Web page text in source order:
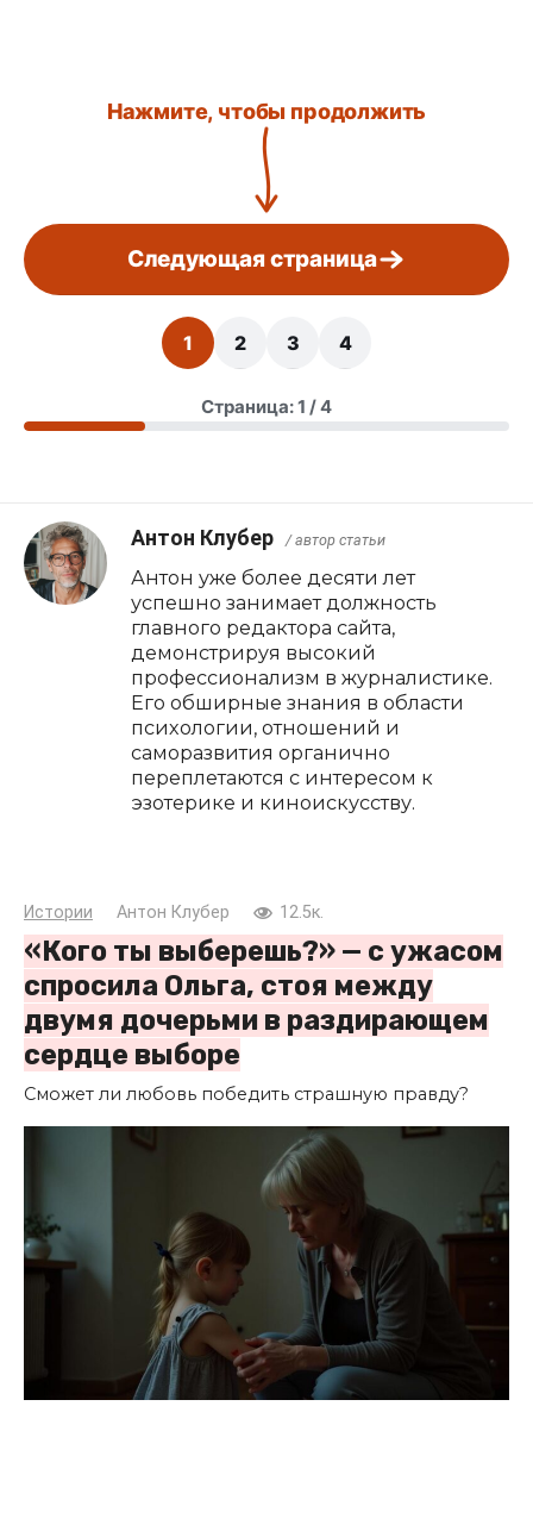
Нажмите, чтобы продолжить
Следующая страница
1 2 3 4
Страница: 1 / 4
Антон Клубер / автор статьи
Антон уже более десяти лет
успешно занимает должность
главного редактора сайта,
демонстрируя высокий
профессионализм в журналистике.
Его обширные знания в области
психологии, отношений и
саморазвития органично
переплетаются с интересом к
эзотерике и киноискусству.
Истории Антон Клубер 12.5к.
«Кого ты выберешь?» — с ужасом
спросила Ольга, стоя между
двумя дочерьми в раздирающем
сердце выборе
Сможет ли любовь победить страшную правду?